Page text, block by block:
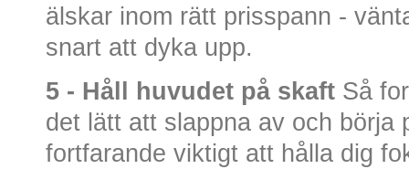
älskar inom rätt prisspann -
snart att dyka upp.
5 - Håll huvudet på skaft Så
det lätt att slappna av och börja
fortfarande viktigt att hålla dig